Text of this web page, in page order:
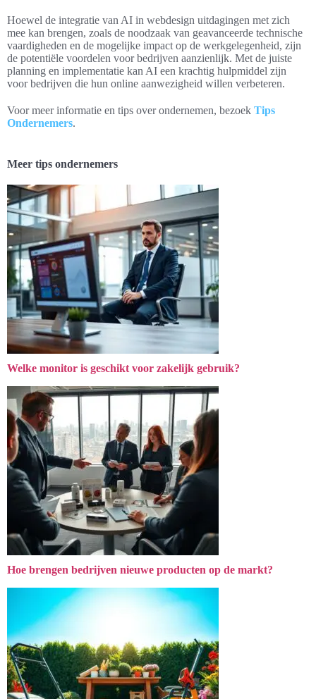
Hoewel de integratie van AI in webdesign uitdagingen met zich
mee kan brengen, zoals de noodzaak van geavanceerde technische
vaardigheden en de mogelijke impact op de werkgelegenheid, zijn
de potentiële voordelen voor bedrijven aanzienlijk. Met de juiste
planning en implementatie kan AI een krachtig hulpmiddel zijn
voor bedrijven die hun online aanwezigheid willen verbeteren.
Voor meer informatie en tips over ondernemen, bezoek Tips
Ondernemers.
Meer tips ondernemers
Welke monitor is geschikt voor zakelijk gebruik?
Hoe brengen bedrijven nieuwe producten op de markt?